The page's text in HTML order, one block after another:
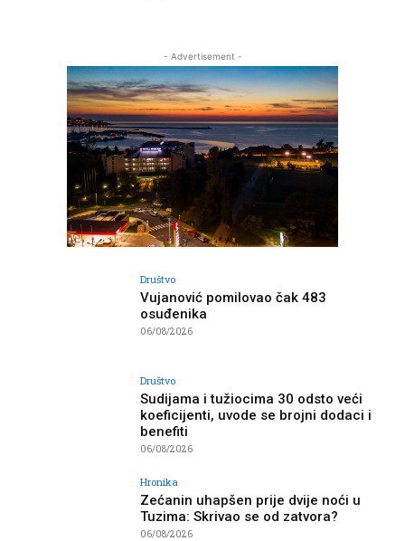
- Advertisement -
Društvo
Vujanović pomilovao čak 483
osuđenika
06/08/2026
Društvo
Sudijama i tužiocima 30 odsto veći
koeficijenti, uvode se brojni dodaci i
benefiti
06/08/2026
Hronika
Zećanin uhapšen prije dvije noći u
Tuzima: Skrivao se od zatvora?
06/08/2026